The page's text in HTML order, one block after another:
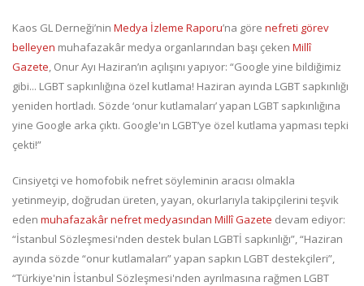
Kaos GL Derneği’nin Medya İzleme Raporu’na göre nefreti görev
belleyen muhafazakâr medya organlarından başı çeken Millî
Gazete, Onur Ayı Haziran’ın açılışını yapıyor: “Google yine bildiğimiz
gibi... LGBT sapkınlığına özel kutlama! Haziran ayında LGBT sapkınlığı
yeniden hortladı. Sözde ‘onur kutlamaları’ yapan LGBT sapkınlığına
yine Google arka çıktı. Google'ın LGBT’ye özel kutlama yapması tepki
çekti!”
Cinsiyetçi ve homofobik nefret söyleminin aracısı olmakla
yetinmeyip, doğrudan üreten, yayan, okurlarıyla takipçilerini teşvik
eden muhafazakâr nefret medyasından Millî Gazete devam ediyor:
“İstanbul Sözleşmesi'nden destek bulan LGBTİ sapkınlığı”, “Haziran
ayında sözde “onur kutlamaları” yapan sapkın LGBT destekçileri”,
“Türkiye'nin İstanbul Sözleşmesi'nden ayrılmasına rağmen LGBT